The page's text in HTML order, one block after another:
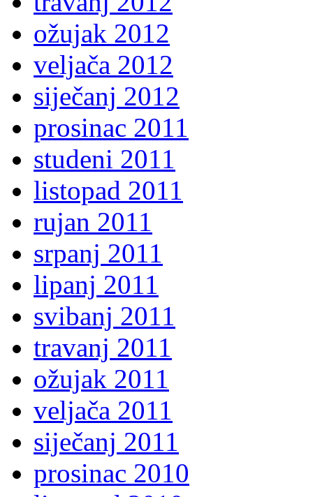
ožujak 2012
veljača 2012
siječanj 2012
prosinac 2011
studeni 2011
listopad 2011
rujan 2011
srpanj 2011
lipanj 2011
svibanj 2011
travanj 2011
ožujak 2011
veljača 2011
siječanj 2011
prosinac 2010